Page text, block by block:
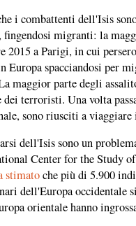
i combattenti dell'Isis
fingendosi migranti: la
2015 a Parigi, in cui
Europa spacciandosi per
maggior parte degli
dei terroristi. Una volta
sono riusciti a viaggiare
dell'Isis sono un
Center for the Study
stimatoche più di 5.900
dell'Europa occidentale
orientale hanno